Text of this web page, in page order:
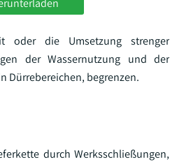
oder die Umsetzung strenger
der Wassernutzung und der
Dürrebereichen, begrenzen.
durch Werksschließungen,